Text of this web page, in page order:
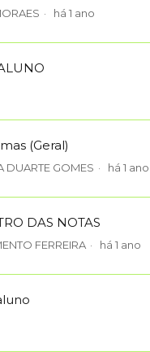
há 1 ano
(Geral)
DUARTE GOMES há 1 ano
DAS NOTAS
FERREIRA há 1 ano